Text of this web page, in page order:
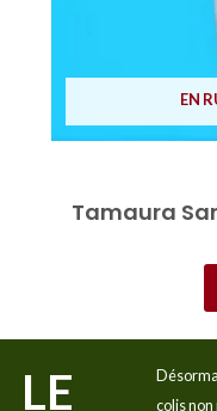
EN
Tamaura
LE
colis non